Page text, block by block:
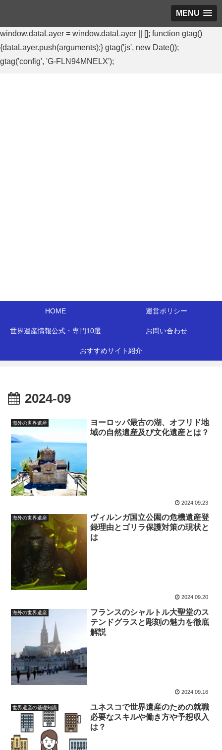
MENU
window.dataLayer = window.dataLayer || []; function gtag()
{dataLayer.push(arguments);} gtag('js', new Date());
gtag('config', 'G-FLN94MNELX');
HOME 運営ポリシー
世界遺産情報公式・専門10選 お問い合わせ
おすすめサイト紹介
2024-09
海外の世界遺産
ヨーロッパ最古の湖、オフリド地
域の自然遺産及び文化遺産とは？
2024.09.23
海外の世界遺産
ヴィルンガ国立公園の危機遺産登
録理由とゴリラ保護対策の現状と
は
2024.09.20
海外の世界遺産
フランスのシャルトル大聖堂のス
テンドグラスと彫刻の魅力を徹底
解説
2024.09.16
世界遺産の基礎知識
ユネスコで世界遺産のための就職
必要なスキルや働き方や予想収入
は？